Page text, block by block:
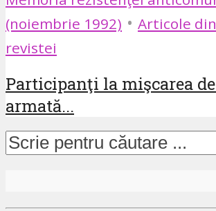
(noiembrie 1992) • Articole
revistei
Participanţi la mişcarea
armată...